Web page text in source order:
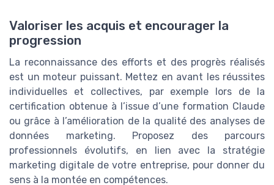
Valoriser les acquis et encourager la
progression
La reconnaissance des efforts et des progrès réalisés
est un moteur puissant. Mettez en avant les réussites
individuelles et collectives, par exemple lors de la
certification obtenue à l’issue d’une formation Claude
ou grâce à l’amélioration de la qualité des analyses de
données marketing. Proposez des parcours
professionnels évolutifs, en lien avec la stratégie
marketing digitale de votre entreprise, pour donner du
sens à la montée en compétences.